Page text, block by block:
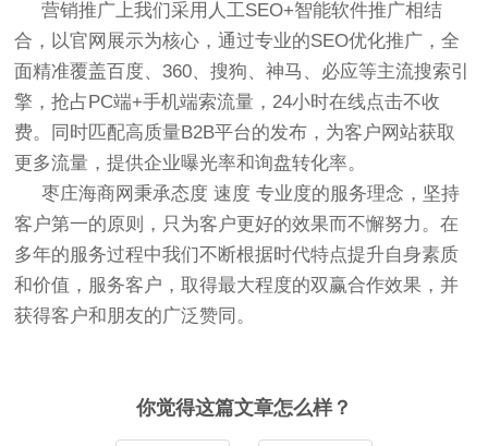
营销推广上我们采用人工SEO+智能软件推广相结
合，以官网展示为核心，通过专业的SEO优化推广，全
面精准覆盖百度、360、搜狗、神马、必应等主流搜索引
擎，抢占PC端+手机端索流量，24小时在线点击不收
费。同时匹配高质量B2B平台的发布，为客户网站获取
更多流量，提供企业曝光率和询盘转化率。
枣庄海商网秉承态度 速度 专业度的服务理念，坚持
客户第一的原则，只为客户更好的效果而不懈努力。在
多年的服务过程中我们不断根据时代特点提升自身素质
和价值，服务客户，取得最大程度的双赢合作效果，并
获得客户和朋友的广泛赞同。
你觉得这篇文章怎么样？